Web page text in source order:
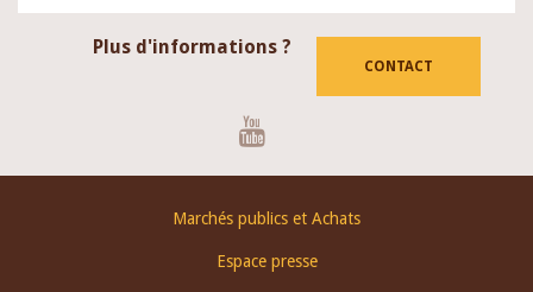
Plus d'informations ?
CONTACT
Marchés publics et Achats
Espace presse